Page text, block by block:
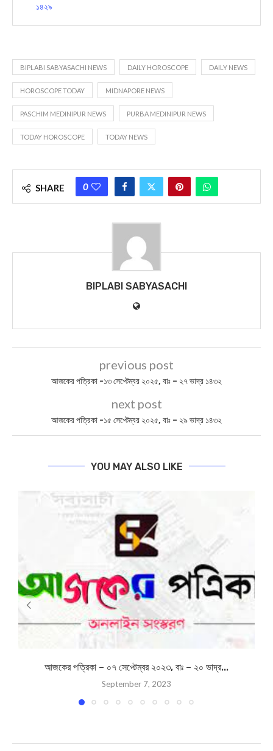
১৪২৯
BIPLABI SABYASACHI NEWS DAILY HOROSCOPE DAILY NEWS
HOROSCOPE TODAY MIDNAPORE NEWS
PASCHIM MEDINIPUR NEWS PURBA MEDINIPUR NEWS
TODAY HOROSCOPE TODAY NEWS
SHARE 0
BIPLABI SABYASACHI
previous post
আজকের পত্রিকা -১৩ সেপ্টেম্বর ২০২৫, বাঃ – ২৭ ভাদ্র ১৪৩২
next post
আজকের পত্রিকা -১৫ সেপ্টেম্বর ২০২৫, বাঃ – ২৯ ভাদ্র ১৪৩২
YOU MAY ALSO LIKE
আজকের পত্রিকা – ০৭ সেপ্টেম্বর ২০২৩, বাঃ – ২০ ভাদ্র...
September 7, 2023